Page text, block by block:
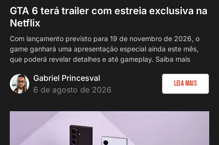
GTA 6 terá trailer com estreia exclusiva na
Netflix
Com lançamento previsto para 19 de novembro de 2026, o
game ganhará uma apresentação especial ainda este mês,
que poderá revelar detalhes e até gameplay. Saiba mais
Gabriel Princesval
6 de agosto de 2026
Leia Mais